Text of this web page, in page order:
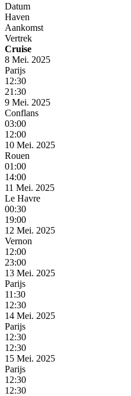
Datum
Haven
Aankomst
Vertrek
Cruise
8 Mei. 2025
Parijs
12:30
21:30
9 Mei. 2025
Conflans
03:00
12:00
10 Mei. 2025
Rouen
01:00
14:00
11 Mei. 2025
Le Havre
00:30
19:00
12 Mei. 2025
Vernon
12:00
23:00
13 Mei. 2025
Parijs
11:30
12:30
14 Mei. 2025
Parijs
12:30
12:30
15 Mei. 2025
Parijs
12:30
12:30